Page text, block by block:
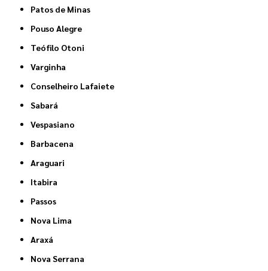
Patos de Minas
Pouso Alegre
Teófilo Otoni
Varginha
Conselheiro Lafaiete
Sabará
Vespasiano
Barbacena
Araguari
Itabira
Passos
Nova Lima
Araxá
Nova Serrana